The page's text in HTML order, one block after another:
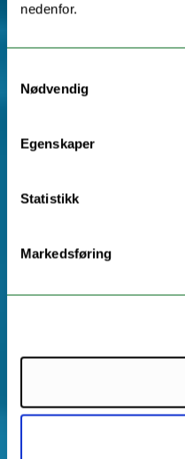
nedenfor.
Nødvendig
Egenskaper
Statistikk
Markedsføring